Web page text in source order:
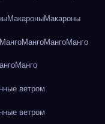
МакароныМакароны
МангоМангоМангоМанго
Манго
ветром
ветром